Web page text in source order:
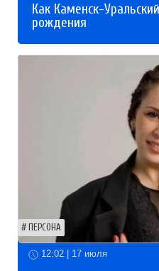
Как Каменск-
рождения
ПЕРСОНА
12:02 | 17 июля